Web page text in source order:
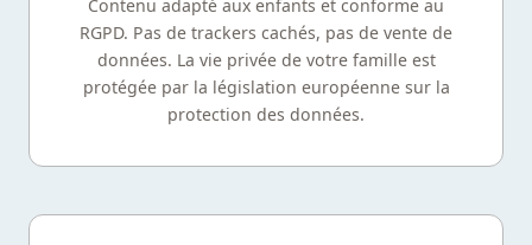
Contenu adapté aux enfants et conforme au
RGPD. Pas de trackers cachés, pas de vente de
données. La vie privée de votre famille est
protégée par la législation européenne sur la
protection des données.